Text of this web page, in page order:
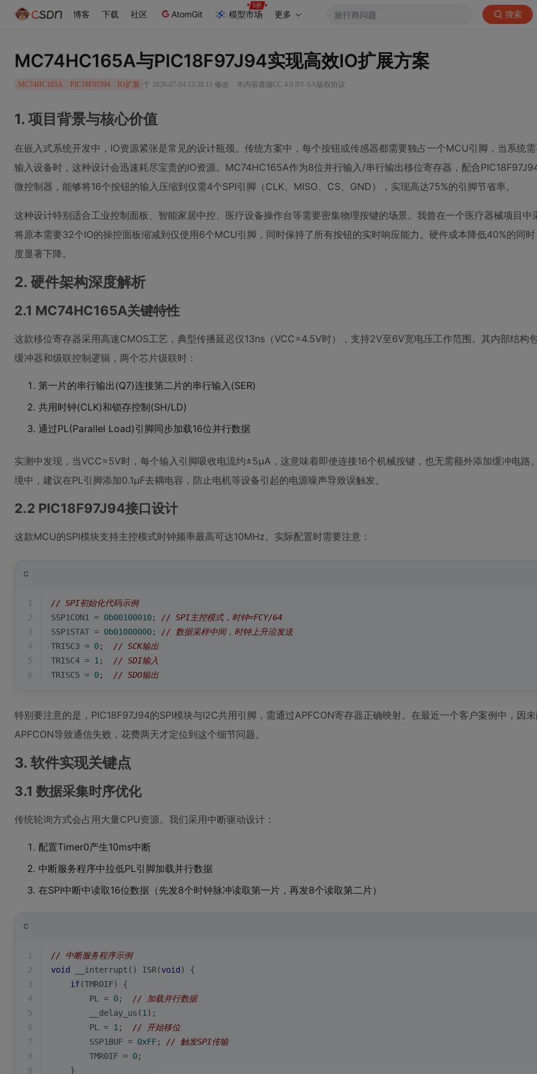
博客 下载 社区 AtomGit 模型市场 更多 搜索
MC74HC165A与PIC18F97J94实现高效IO扩展方案
MC74HC165A PIC18F97J94 IO扩展 于 2026-07-04 13:38:11 修改 · 本内容遵循CC 4.0 BY-SA版权协议
1. 项目背景与核心价值
在嵌入式系统开发中，IO资源紧张是常见的设计瓶颈。传统方案中，每个按钮或传感器都需要独占一个MCU引脚，当系统
输入设备时，这种设计会迅速耗尽宝贵的IO资源。MC74HC165A作为8位并行输入/串行输出移位寄存器，配合
微控制器，能够将16个按钮的输入压缩到仅需4个SPI引脚（CLK、MISO、CS、GND），实现高达75%的引脚节省率。
这种设计特别适合工业控制面板、智能家居中控、医疗设备操作台等需要密集物理按键的场景。我曾在一个医疗器械项目中
将原本需要32个IO的操控面板缩减到仅使用6个MCU引脚，同时保持了所有按钮的实时响应能力。硬件成本降低40%的同
度显著下降。
2. 硬件架构深度解析
2.1 MC74HC165A关键特性
这款移位寄存器采用高速CMOS工艺，典型传播延迟仅13ns（VCC=4.5V时），支持2V至6V宽电压工作范围。其内部结构
缓冲器和级联控制逻辑，两个芯片级联时：
第一片的串行输出(Q7)连接第二片的串行输入(SER)
共用时钟(CLK)和锁存控制(SH/LD)
通过PL(Parallel Load)引脚同步加载16位并行数据
实测中发现，当VCC=5V时，每个输入引脚吸收电流约±5μA，这意味着即使连接16个机械按键，也无需额外添加缓冲电路
境中，建议在PL引脚添加0.1μF去耦电容，防止电机等设备引起的电源噪声导致误触发。
2.2 PIC18F97J94接口设计
这款MCU的SPI模块支持主控模式时钟频率最高可达10MHz。实际配置时需要注意：
C
1
// SPI初始化代码示例
2
SSP1CON1 = 0b00100010; // SPI主控模式，时钟=FCY/64
3
SSP1STAT = 0b01000000; // 数据采样中间，时钟上升沿发送
4
TRISC3 = 0; // SCK输出
5
TRISC4 = 1 ; // SDI输入
6
TRISC5 = 0; // SDO输出
特别要注意的是，PIC18F97J94的SPI模块与I2C共用引脚，需通过APFCON寄存器正确映射。在最近一个客户案例中，因
APFCON导致通信失败，花费两天才定位到这个细节问题。
3. 软件实现关键点
3.1 数据采集时序优化
传统轮询方式会占用大量CPU资源。我们采用中断驱动设计：
配置Timer0产生10ms中断
中断服务程序中拉低PL引脚加载并行数据
在SPI中断中读取16位数据（先发8个时钟脉冲读取第一片，再发8个读取第二片）
C
1
// 中断服务程序示例
2
void __interrupt() ISR(void ) {
3
if(TMR0IF) {
4
        PL =
0; // 加载并行数据
5
        __delay_us(
1 );
6
        PL =
1 ; // 开始移位
7
        SSP1BUF =
0xFF; // 触发SPI传输
8
        TMR0IF =
0;
9
    }